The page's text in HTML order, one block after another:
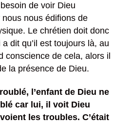
de voir Dieu
nous édifions de
Le chrétien doit donc
dit qu’il est toujours là, au
conscience de cela, alors il
la présence de Dieu.
l’enfant de Dieu ne
car lui, il voit Dieu
les troubles. C’était